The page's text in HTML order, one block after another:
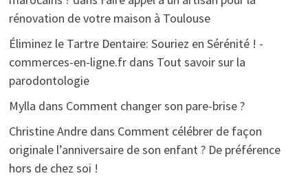
rénovation de votre maison à Toulouse
Éliminez le Tartre Dentaire: Souriez en Sérénité ! -
commerces-en-ligne.frdans Tout savoir sur la
parodontologie
Mylla dans Comment changer son pare-brise ?
Christine Andredans Comment célébrer de façon
originale l’anniversaire de son enfant ? De préférence
hors de chez soi !